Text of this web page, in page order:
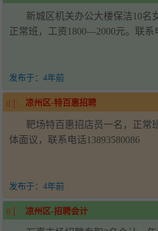
新城区机关办公大楼保洁10名
正常班，工资1800—2000元。联系
发布于： 4年前
凉州区-特百惠招聘
靶场特百惠招店员一名，正常
体面议，联系电话13893580086
发布于： 4年前
凉州区-招聘会计